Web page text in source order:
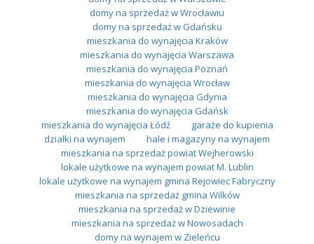
domy na sprzedaż w Wrocławiu
domy na sprzedaż w Gdańsku
mieszkania do wynajęcia Kraków
mieszkania do wynajęcia Warszawa
mieszkania do wynajęcia Poznań
mieszkania do wynajęcia Wrocław
mieszkania do wynajęcia Gdynia
mieszkania do wynajęcia Gdańsk
mieszkania do wynajęcia Łódź
garaże do kupienia
działki na wynajem
hale i magazyny na wynajem
mieszkania na sprzedaż powiat Wejherowski
lokale użytkowe na wynajem powiat M. Lublin
lokale użytkowe na wynajem gmina Rejowiec Fabryczny
mieszkania na sprzedaż gmina Wilków
mieszkania na sprzedaż w Dziewinie
mieszkania na sprzedaż w Nowosadach
domy na wynajem w Zieleńcu